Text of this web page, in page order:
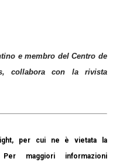
e membro delCentro de
collabora con la rivista
per cui ne è vietata la
maggiori informazioni